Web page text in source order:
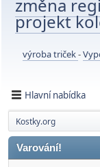
změna
projekt
výroba triček-
Hlavní nabídka
Kostky.org
Varování!